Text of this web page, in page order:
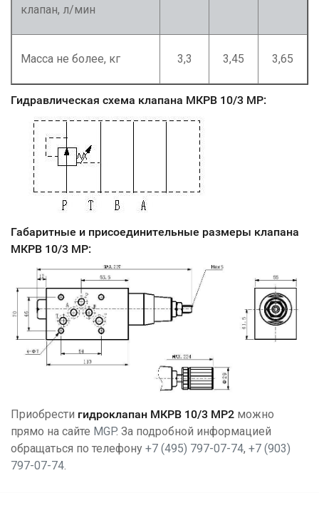
клапан, л/мин
Масса не более, кг 3,3 3,45 3,65
Гидравлическая схема клапана МКРВ 10/3 МР:
Габаритные и присоединительные размеры клапана
МКРВ 10/3 МР:
Приобрести гидроклапан МКРВ 10/3 МР2 можно
прямо на сайте MGP. За подробной информацией
обращаться по телефону +7 (495) 797-07-74, +7 (903)
797-07-74.